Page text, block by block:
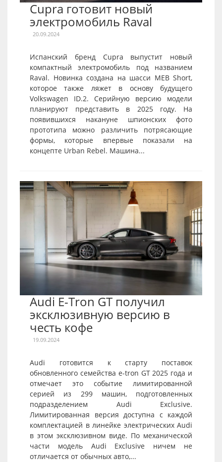
Cupra готовит новый
электромобиль Raval
20.09.2024
Испанский бренд Cupra выпустит новый
компактный электромобиль под названием
Raval. Новинка создана на шасси MEB Short,
которое также ляжет в основу будущего
Volkswagen ID.2. Серийную версию модели
планируют представить в 2025 году. На
появившихся накануне шпионских фото
прототипа можно различить потрясающие
формы, которые впервые показали на
концепте Urban Rebel. Машина...
Audi E-Tron GT получил
эксклюзивную версию в
честь кофе
19.09.2024
Audi готовится к старту поставок
обновленного семейства e-tron GT 2025 года и
отмечает это событие лимитированной
серией из 299 машин, подготовленных
подразделением Audi Exclusive.
Лимитированная версия доступна с каждой
комплектацией в линейке электрических Audi
в этом эксклюзивном виде. По механической
части модель Audi Exclusive ничем не
отличается от обычных авто,...